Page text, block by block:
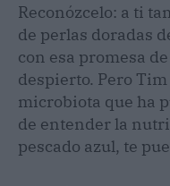
Reconózcelo: a ti
de perlas doradas
con esa promesa
despierto. Pero
microbiota que ha
de entender la
pescado azul, te